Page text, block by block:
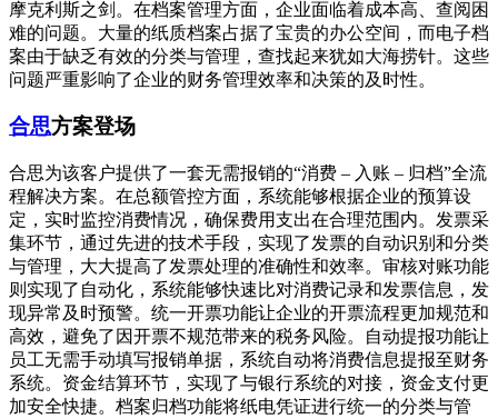
摩克利斯之剑。在档案管理方面，企业面临着成本高、查阅困
难的问题。大量的纸质档案占据了宝贵的办公空间，而电子档
案由于缺乏有效的分类与管理，查找起来犹如大海捞针。这些
问题严重影响了企业的财务管理效率和决策的及时性。
合思方案登场
合思为该客户提供了一套无需报销的“消费 – 入账 – 归档”全流
程解决方案。在总额管控方面，系统能够根据企业的预算设
定，实时监控消费情况，确保费用支出在合理范围内。发票采
集环节，通过先进的技术手段，实现了发票的自动识别和分类
与管理，大大提高了发票处理的准确性和效率。审核对账功能
则实现了自动化，系统能够快速比对消费记录和发票信息，发
现异常及时预警。统一开票功能让企业的开票流程更加规范和
高效，避免了因开票不规范带来的税务风险。自动提报功能让
员工无需手动填写报销单据，系统自动将消费信息提报至财务
系统。资金结算环节，实现了与银行系统的对接，资金支付更
加安全快捷。档案归档功能将纸电凭证进行统一的分类与管